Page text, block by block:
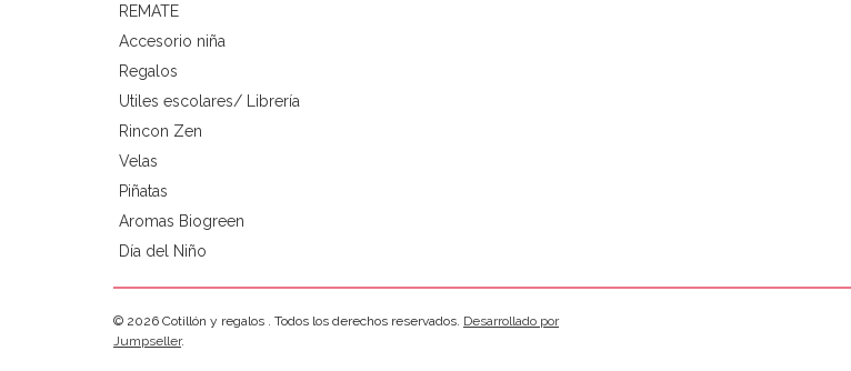
REMATE
Accesorio niña
Regalos
Utiles escolares/ Librería
Rincon Zen
Velas
Piñatas
Aromas Biogreen
Día del Niño
© 2026 Cotillón y regalos . Todos los derechos reservados. Desarrollado por
Jumpseller.